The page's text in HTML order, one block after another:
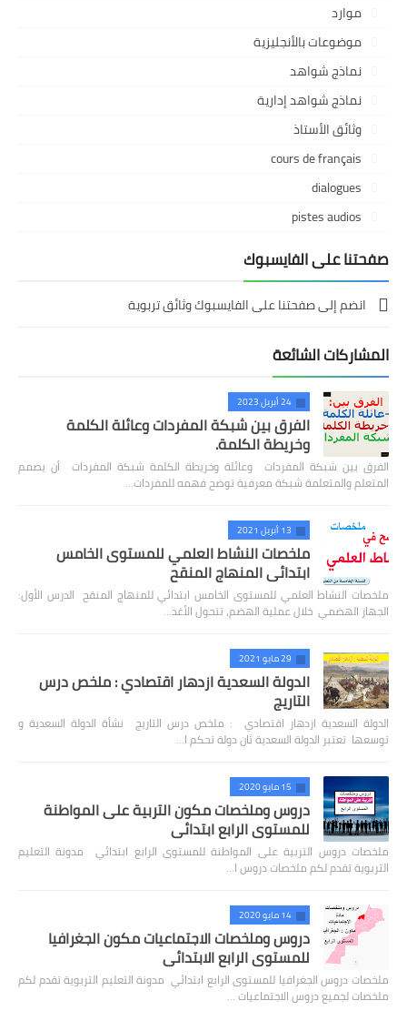
موارد
موضوعات بالأنجليزية
نماذج شواهد
نماذج شواهد إدارية
وثائق الأستاذ
cours de français
dialogues
pistes audios
صفحتنا على الفايسبوك
انضم إلى صفحتنا على الفايسبوك وثائق تربوية
المشاركات الشائعة
24 أبريل 2023
الفرق بين شبكة المفردات وعائلة الكلمة
وخريطة الكلمة.
الفرق بين شبكة المفردات وعائلة وخريطة الكلمة شبكة المفردات أن يصمم
المتعلم والمتعلمة شبكة معرفية توضح فهمه للمفردات…
13 أبريل 2021
ملخصات النشاط العلمي للمستوى الخامس
ابتدائي المنهاج المنقح
ملخصات النشاط العلمي للمستوى الخامس ابتدائي للمنهاج المنقح الدرس الأول:
الجهاز الهضمي خلال عملية الهضم، تتحول الأغذ…
29 مايو 2021
الدولة السعدية ازدهار اقتصادي : ملخص درس
التاريج
الدولة السعدية ازدهار اقتصادي : ملخص درس التاريج نشأة الدولة السعدية و
توسعها تعتبر الدولة السعدية ثان دولة تحكم ا…
15 مايو 2020
دروس وملخصات مكون التربية على المواطنة
للمستوى الرابع ابتدائي
ملخصات دروس التربية على المواطنة للمستوى الرابع ابتدائي مدونة التعليم
التربوية تقدم لكم ملخصات دروس ا…
14 مايو 2020
دروس وملخصات الاجتماعيات مكون الجغرافيا
للمستوى الرابع الابتدائي
ملخصات دروس الجغرافيا للمستوى الرابع ابتدائي مدونة التعليم التربوية تقدم لكم
ملخصات لجميع دروس الاجتماعيات …